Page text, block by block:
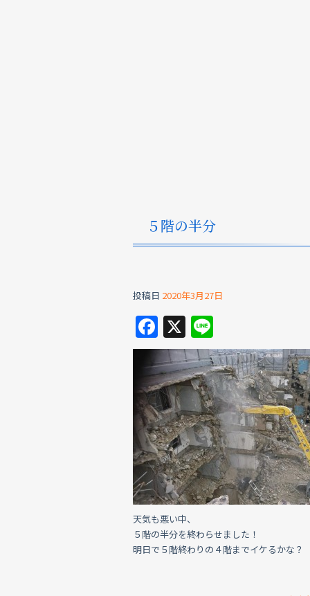
５階の半分
投稿日 2020年3月27日
F
a
c
e
b
o
o
k
X
n
e
天気も悪い中、
５階の半分を終わらせました！
明日で５階終わりの４階までイケるかな？